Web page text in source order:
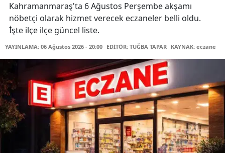
Kahramanmaraş'ta 6 Ağustos Perşembe akşamı
nöbetçi olarak hizmet verecek eczaneler belli oldu.
İşte ilçe ilçe güncel liste.
YAYINLAMA: 06 Ağustos 2026 - 20:00 EDİTÖR: TUĞBA TAPAR KAYNAK: eczane